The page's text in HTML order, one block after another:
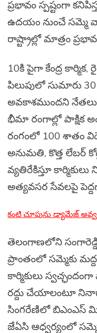
ప్రభావం స్పష్టంగా
ఉదయం నుంచే సమ్మె
రాష్ట్రాల్లో మాత్రం
10కి పైగా కేంద్ర
పిలుపులో సుమారు 30
అవకాశముందని
భీమా రంగాల్లో పాక్షిక
రంగంలో 100 శాతం
అనుమతి, కొత్త లేబర్
వ్యతిరేకిస్తూ
అత్యవసర సేవలపై
కంటి చూపును డ్యామేజ్
తెలంగాణలోని
ప్రాంతంలో సమ్మెకు
కార్మికులు
రద్దు చేయాలంటూ
సింగరేణిలో బిఎంఎస్
జేఏసి ఆధ్వర్యంలో